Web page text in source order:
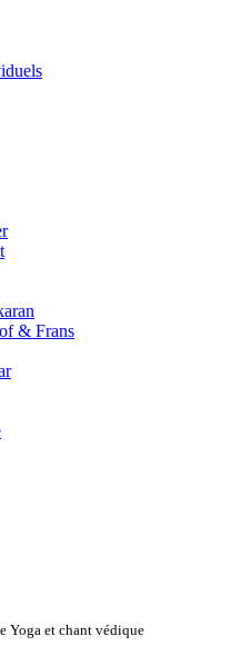
& Frans
Yoga et chant védique